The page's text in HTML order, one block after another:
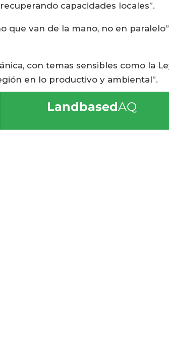
capacidades locales”.
que van de la mano, no en
con temas sensibles como la
en lo productivo y ambiental”.
LandbasedAQ